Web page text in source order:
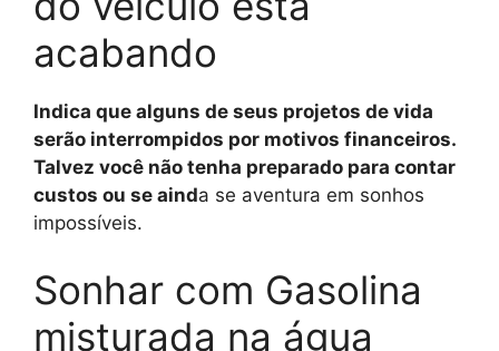
acabando
Indica que alguns de seus projetos de vida
serão interrompidos por motivos financeiros.
Talvez você não tenha preparado para contar
custos ou se ainda se aventura em sonhos
impossíveis.
Sonhar com Gasolina
misturada na água